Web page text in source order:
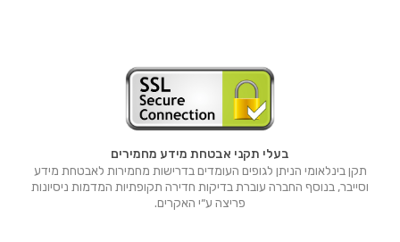
בעלי תקני אבטחת מידע מחמירים
תקן בינלאומי הניתן לגופים העומדים בדרישות מחמירות לאבטחת מידע
וסייבר, בנוסף החברה עוברת בדיקות חדירה תקופתיות המדמות ניסיונות
פריצה ע״י האקרים.